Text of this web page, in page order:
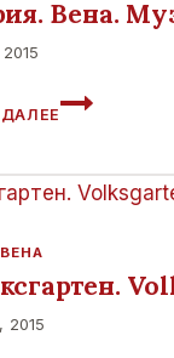
Вена.
АВСТРИЯ.
2015